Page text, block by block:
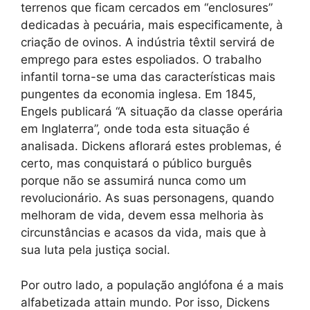
terrenos que ficam cercados em “enclosures”
dedicadas à pecuária, mais especificamente, à
criação de ovinos. A indústria têxtil servirá de
emprego para estes espoliados. O trabalho
infantil torna-se uma das características mais
pungentes da economia inglesa. Em 1845,
Engels publicará “A situação da classe operária
em Inglaterra”, onde toda esta situação é
analisada. Dickens aflorará estes problemas, é
certo, mas conquistará o público burguês
porque não se assumirá nunca como um
revolucionário. As suas personagens, quando
melhoram de vida, devem essa melhoria às
circunstâncias e acasos da vida, mais que à
sua luta pela justiça social.
Por outro lado, a população anglófona é a mais
alfabetizada attain mundo. Por isso, Dickens